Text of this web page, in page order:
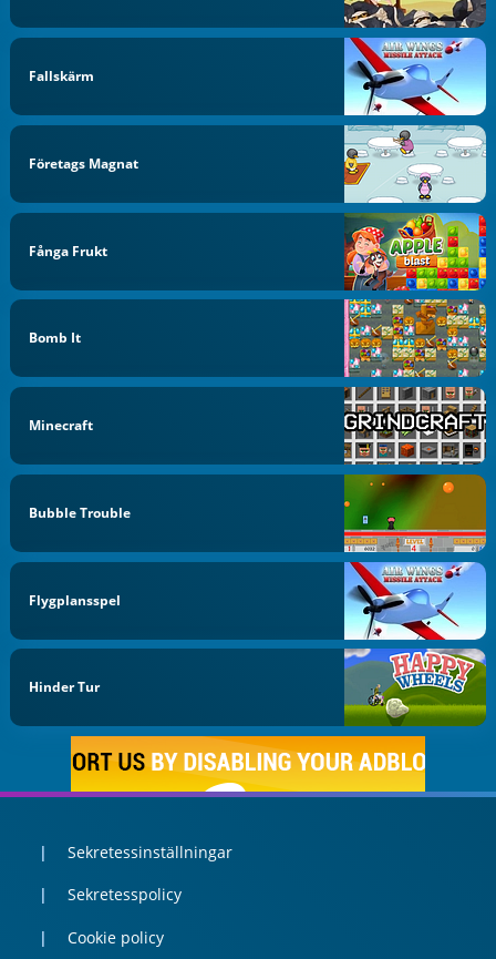
Fallskärm
Företags Magnat
Fånga Frukt
Bomb It
Minecraft
Bubble Trouble
Flygplansspel
Hinder Tur
Sekretessinställningar
Sekretesspolicy
Cookie policy